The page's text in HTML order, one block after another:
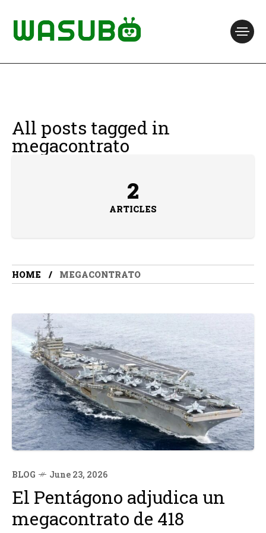
All posts tagged in
megacontrato
2
ARTICLES
HOME MEGACONTRATO
BLOG June 23, 2026
El Pentágono adjudica un
megacontrato de 418